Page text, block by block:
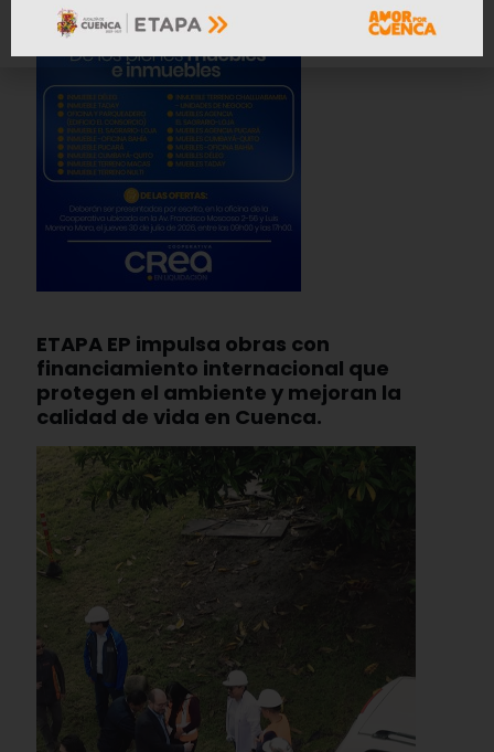
ETAPA EP impulsa obras con
financiamiento internacional que
protegen el ambiente y mejoran la
calidad de vida en Cuenca.